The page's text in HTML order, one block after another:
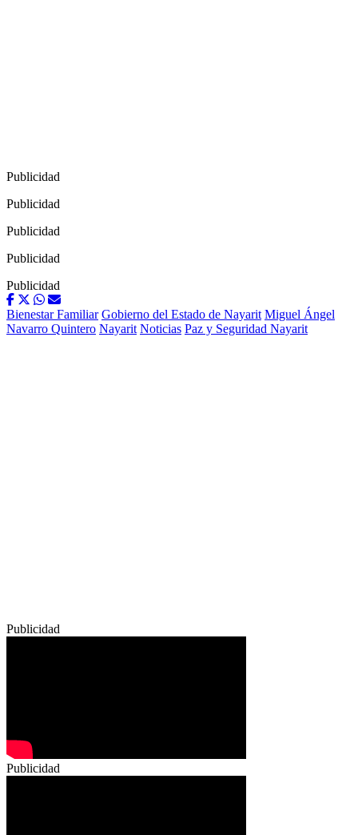
Publicidad
Publicidad
Publicidad
Publicidad
Publicidad
Bienestar Familiar Gobierno del Estado de Nayarit Miguel Ángel
Navarro Quintero Nayarit Noticias Paz y Seguridad Nayarit
Publicidad
Publicidad